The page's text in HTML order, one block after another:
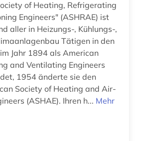
gebrauchsmusterrecht (2)
(1)
geisteswissenschaften (7)
general topics for engineers (1)
geomechanik (1)
of Heating, Refrigerating
Engineers" (ASHRAE) ist
aller in Heizungs-, Kühlungs-,
Tätigen in den
Jahr 1894 als American
and Ventilating Engineers
1954 änderte sie den
Society of Heating and Air-
(ASHAE). Ihren h... Mehr